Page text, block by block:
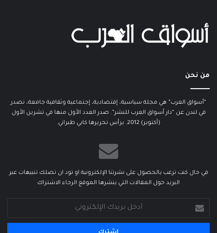
من نحن
“أسواق العرب” هي مجلة سياسية، إقتصادية، إجتماعية وثقافية جامعة، تصدر
في لندن عن “دار أسواق العرب للنشر”. صدر العدد الأول منها في تشرين الأول
(أكتوبر) 2012. يرأس تحريرها كابي طبراني.
في حال كنت ترغب بالحصول على نشرتنا الإلكترونية او تود ان تصلك تنبيهات عبر
البريد حول المقالات التي ينشرها الموقع الرجاء الاشتراك
بريدك
الإلكتروني